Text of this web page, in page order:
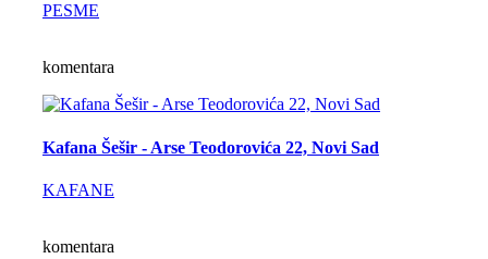
PESME
komentara
Kafana Šešir - Arse Teodorovića 22, Novi Sad
KAFANE
komentara